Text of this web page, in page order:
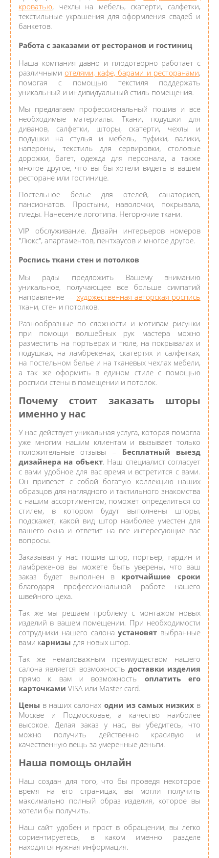
кроватью, чехлы на мебель, скатерти, салфетки,
текстильные украшения для оформления свадеб и
банкетов.
Работа с заказами от ресторанов и гостиниц
Наша компания давно и плодотворно работает с
различными отелями, кафе, барами и ресторанами,
помогая с помощью текстиля поддержать
уникальный и индивидуальный стиль помещения.
Мы предлагаем профессиональный пошив и все
необходимые материалы. Ткани, подушки для
диванов, салфетки, шторы, скатерти, чехлы и
подушки на стулья и мебель, пуфики, валики,
напероны, текстиль для сервировки, столовые
дорожки, багет, одежда для персонала, а также
многое другое, что вы бы хотели видеть в вашем
ресторане или гостинице.
Постельное белье для отелей, санаториев,
пансионатов. Простыни, наволочки, покрывала,
пледы. Нанесение логотипа. Негорючие ткани.
VIP обслуживание. Дизайн интерьеров номеров
"Люкс", апартаментов, пентхаусов и многое другое.
Роспись ткани стен и потолков
Мы рады предложить Вашему вниманию
уникальное, получающее все больше симпатий
направление — художественная авторская роспись
ткани, стен и потолков.
Разнообразные по сложности и мотивам рисунки
при помощи волшебных рук мастера можно
разместить на портьерах и тюле, на покрывалах и
подушках, на ламбрекенах, скатертях и салфетках,
на постельном белье и на тканевых чехлах мебели,
а так же оформить в едином стиле с помощью
росписи стены в помещении и потолок.
Почему стоит заказать шторы
именно у нас
У нас действует уникальная услуга, которая помогла
уже многим нашим клиентам и вызывает только
положительные отзывы – Бесплатный выезд
дизайнера на объект. Наш специалист согласует
с вами удобное для вас время и встретится с вами.
Он привезет с собой богатую коллекцию наших
образцов для наглядного и тактильного знакомства
с нашим ассортиментом, поможет определиться со
стилем, в котором будут выполнены шторы,
подскажет, какой вид штор наиболее уместен для
вашего окна и ответит на все интересующие вас
вопросы.
Заказывая у нас пошив штор, портьер, гардин и
ламбрекенов вы можете быть уверены, что ваш
заказ будет выполнен в кротчайшие сроки
благодаря профессиональной работе нашего
швейного цеха.
Так же мы решаем проблему с монтажом новых
изделий в вашем помещении. При необходимости
сотрудники нашего салонаустановят выбранные
вами карнизы для новых штор.
Так же немаловажным преимуществом нашего
салона является возможность доставки изделия
прямо к вам и возможность оплатить его
карточками VISA или Master card.
Цены в наших салонах одни из самых низкихв
Москве и Подмосковье, а качество наиболее
высокое. Делая заказ у нас, вы убедитесь, что
можно получить действенно красивую и
качественную вещь за умеренные деньги.
Наша помощь онлайн
Наш создан для того, что бы проведя некоторое
время на его страницах, вы могли получить
максимально полный образ изделия, которое вы
хотели бы получить.
Наш сайт удобен и прост в обращении, вы легко
сориентируетесь, в каком именно разделе
находится нужная информация.